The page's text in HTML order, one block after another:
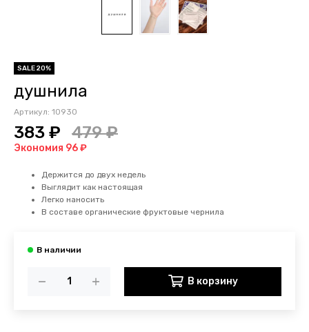
SALE 20%
душнила
Артикул: 10930
383 ₽ 479 ₽
Экономия 96 ₽
Держится до двух недель
Выглядит как настоящая
Легко наносить
В составе органические фруктовые чернила
В корзину